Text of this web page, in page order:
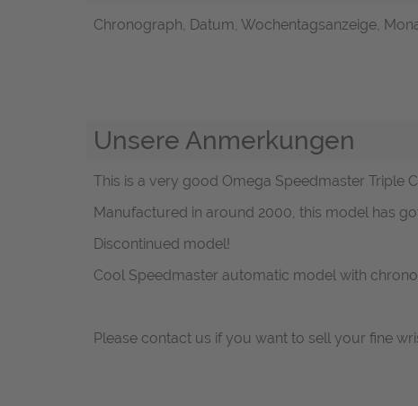
Chronograph, Datum, Wochentagsanzeige,
Unsere Anmerkungen
This is a very good Omega Speedmaster Triple
Manufactured in around 2000, this model has
Discontinued model!
Cool Speedmaster automatic model with
Please contact us if you want to sell your fine